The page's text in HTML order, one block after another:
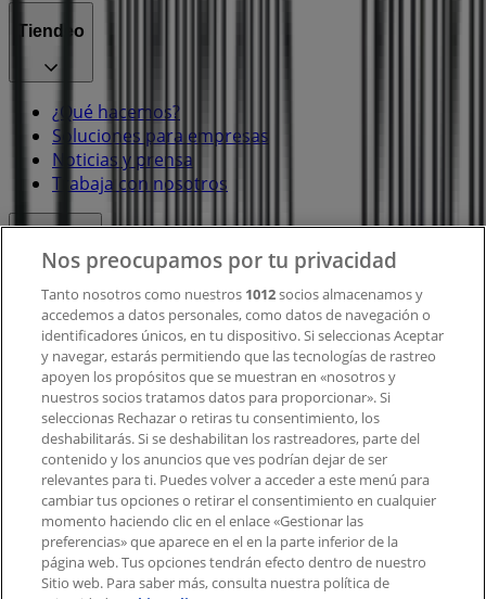
Tiendeo
¿Qué hacemos?
Soluciones para empresas
Noticias y prensa
Trabaja con nosotros
Contacto comercial y de marketing
Tienda mal colocada en el mapa
Notificar un folleto
¿Encontraste un problema en la web o en la
aplicación?
Índices
Marcas
Marcas locales
Nos preocupamos por tu privacidad
Tanto nosotros como nuestros 1012socios almacenamos y
accedemos a datos personales, como datos de navegación o
identificadores únicos, en tu dispositivo. Si seleccionas Aceptar
y navegar, estarás permitiendo que las tecnologías de rastreo
apoyen los propósitos que se muestran en «nosotros y
nuestros socios tratamos datos para proporcionar». Si
seleccionas Rechazar o retiras tu consentimiento, los
deshabilitarás. Si se deshabilitan los rastreadores, parte del
contenido y los anuncios que ves podrían dejar de ser
relevantes para ti. Puedes volver a acceder a este menú para
cambiar tus opciones o retirar el consentimiento en cualquier
momento haciendo clic en el enlace «Gestionar las
preferencias» que aparece en el en la parte inferior de la
página web. Tus opciones tendrán efecto dentro de nuestro
Sitio web. Para saber más, consulta nuestra política de